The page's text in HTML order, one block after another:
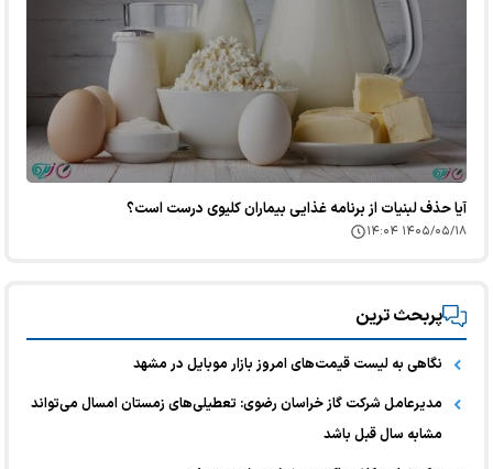
آیا حذف لبنیات از برنامه غذایی بیماران کلیوی درست است؟
۱۴۰۵/۰۵/۱۸ ۱۴:۰۴
پربحث ترین
نگاهی به لیست قیمت‌های امروز بازار موبایل در مشهد
مدیرعامل شرکت گاز خراسان رضوی: تعطیلی‌های زمستان امسال می‌تواند
مشابه سال قبل باشد